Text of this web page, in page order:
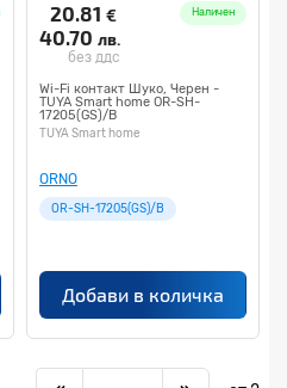
20.81 €
40.70 лв.
без ддс
Наличен
Wi-Fi контакт Шуко, Черен -
TUYA Smart home OR-SH-
17205(GS)/B
TUYA Smart home
ORNO
OR-SH-17205(GS)/B
Добави в количка